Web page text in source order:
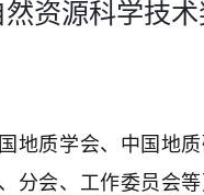
资源科学技
地质学会、中国地
分会、工作委员会